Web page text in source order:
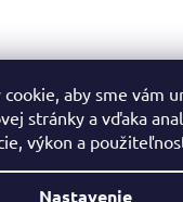
aby sme vám
stránky a vďaka
výkon a
Nastavenie